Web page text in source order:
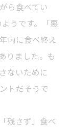
ら食べてい
うです。「悪
内に食べ終え
りました。も
ないために
トだそうで
残さず」食べ